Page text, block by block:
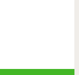
о которых